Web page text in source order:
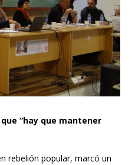
“hay que mantener
rebelión popular, marcó un